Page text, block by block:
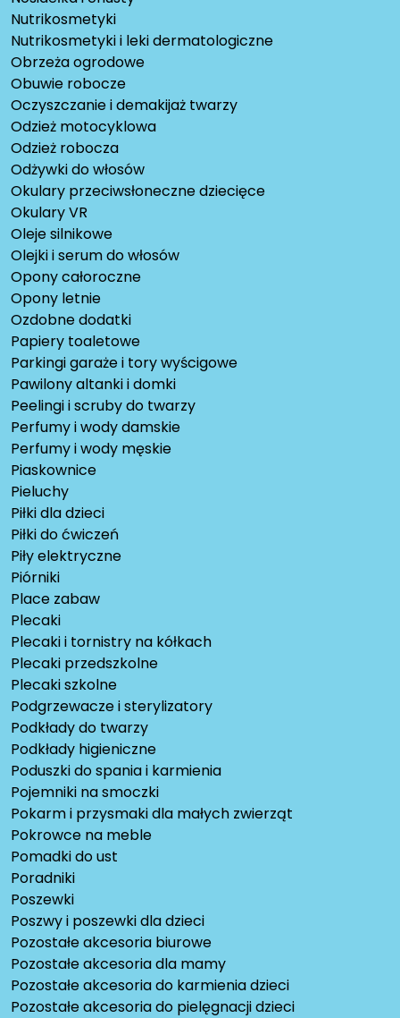
Nutrikosmetyki
Nutrikosmetyki i leki dermatologiczne
Obrzeża ogrodowe
Obuwie robocze
Oczyszczanie i demakijaż twarzy
Odzież motocyklowa
Odzież robocza
Odżywki do włosów
Okulary przeciwsłoneczne dziecięce
Okulary VR
Oleje silnikowe
Olejki i serum do włosów
Opony całoroczne
Opony letnie
Ozdobne dodatki
Papiery toaletowe
Parkingi garaże i tory wyścigowe
Pawilony altanki i domki
Peelingi i scruby do twarzy
Perfumy i wody damskie
Perfumy i wody męskie
Piaskownice
Pieluchy
Piłki dla dzieci
Piłki do ćwiczeń
Piły elektryczne
Piórniki
Place zabaw
Plecaki
Plecaki i tornistry na kółkach
Plecaki przedszkolne
Plecaki szkolne
Podgrzewacze i sterylizatory
Podkłady do twarzy
Podkłady higieniczne
Poduszki do spania i karmienia
Pojemniki na smoczki
Pokarm i przysmaki dla małych zwierząt
Pokrowce na meble
Pomadki do ust
Poradniki
Poszewki
Poszwy i poszewki dla dzieci
Pozostałe akcesoria biurowe
Pozostałe akcesoria dla mamy
Pozostałe akcesoria do karmienia dzieci
Pozostałe akcesoria do pielęgnacji dzieci